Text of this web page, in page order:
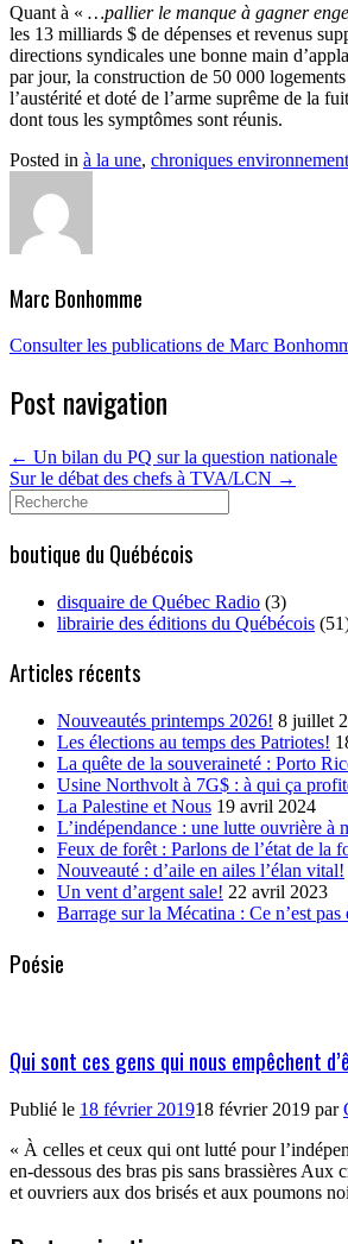
Quant à « …pallier le manque à gagner
les 13 milliards $ de dépenses et revenus
directions syndicales une bonne main
par jour, la construction de 50 000
l’austérité et doté de l’arme suprême de la
dont tous les symptômes sont réunis.
Posted in à la une, chroniques environnement
Marc Bonhomme
Consulter les publications de Marc
Post navigation
← Un bilan du PQ sur la question nationale
Sur le débat des chefs à TVA/LCN →
Search
for:
boutique du Québécois
disquaire de Québec Radio (3)
librairie des éditions du Québécois
Articles récents
Nouveautés printemps 2026! 8 juillet
Les élections au temps des Patriotes!
La quête de la souveraineté : Porto
Usine Northvolt à 7G$ : à qui ça
La Palestine et Nous 19 avril 2024
L’indépendance : une lutte ouvrière à
Feux de forêt : Parlons de l’état de la
Nouveauté : d’aile en ailes l’élan vital!
Un vent d’argent sale! 22 avril 2023
Barrage sur la Mécatina : Ce n’est pas
Poésie
Qui sont ces gens qui nous empêchent
Publié le 18 février 201918 février 2019 par
« À celles et ceux qui ont lutté pour
en-dessous des bras pis sans brassières
et ouvriers aux dos brisés et aux poumons